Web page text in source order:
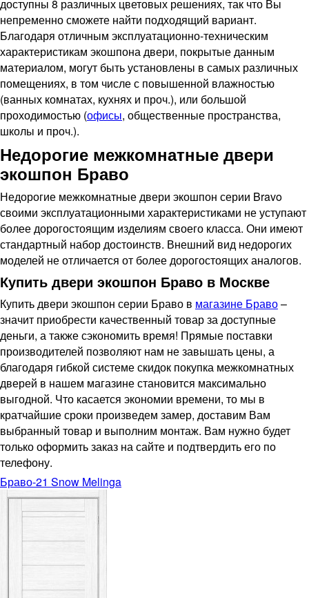
доступны 8 различных цветовых решениях, так что Вы
непременно сможете найти подходящий вариант.
Благодаря отличным эксплуатационно-техническим
характеристикам экошпона двери, покрытые данным
материалом, могут быть установлены в самых различных
помещениях, в том числе с повышенной влажностью
(ванных комнатах, кухнях и проч.), или большой
проходимостью (офисы, общественные пространства,
школы и проч.).
Недорогие межкомнатные двери
экошпон Браво
Недорогие межкомнатные двери экошпон серии Bravo
своими эксплуатационными характеристиками не уступают
более дорогостоящим изделиям своего класса. Они имеют
стандартный набор достоинств. Внешний вид недорогих
моделей не отличается от более дорогостоящих аналогов.
Купить двери экошпон Браво в Москве
Купить двери экошпон серии Браво в магазине Браво–
значит приобрести качественный товар за доступные
деньги, а также сэкономить время! Прямые поставки
производителей позволяют нам не завышать цены, а
благодаря гибкой системе скидок покупка межкомнатных
дверей в нашем магазине становится максимально
выгодной. Что касается экономии времени, то мы в
кратчайшие сроки произведем замер, доставим Вам
выбранный товар и выполним монтаж. Вам нужно будет
только оформить заказ на сайте и подтвердить его по
телефону.
Браво-21 Snow Melinga